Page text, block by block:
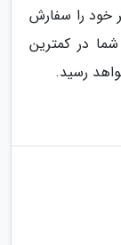
خود را سفارش
در کمترین
رسید.